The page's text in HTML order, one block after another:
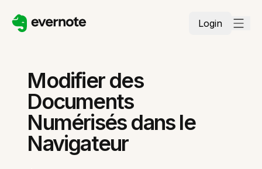
Login
Modifier des
Documents
Numérisés dans le
Navigateur